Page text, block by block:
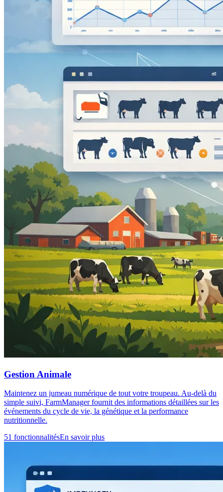
Gestion Animale
Maintenez un jumeau numérique de tout votre troupeau. Au-delà du
simple suivi, FarmManager fournit des informations détaillées sur les
événements du cycle de vie, la génétique et la performance
nutritionnelle.
51 fonctionnalitésEn savoir plus